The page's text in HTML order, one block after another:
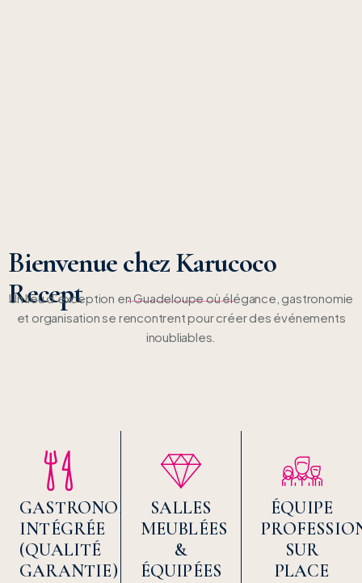
Bienvenue chez Karucoco
Recept
Un lieu d’exception en Guadeloupe où élégance, gastronomie
et organisation se rencontrent pour créer des événements
inoubliables.
GASTRONOMIE
INTÉGRÉE
(QUALITÉ
GARANTIE)
SALLES
MEUBLÉES
&
ÉQUIPÉES
ÉQUIPE
SUR
PLACE